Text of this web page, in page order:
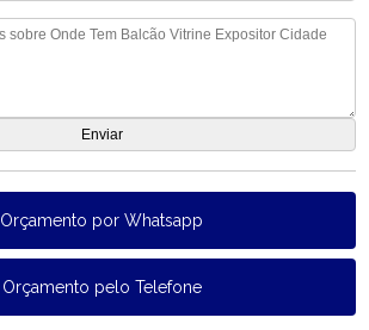
Orçamento por Whatsapp
Orçamento pelo Telefone